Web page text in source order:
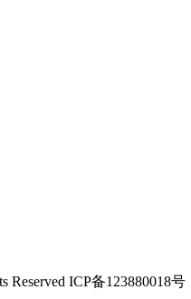
Reserved ICP备123880018号